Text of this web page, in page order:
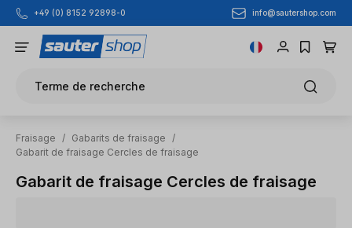
Passer au contenu principal
+49 (0) 8152 92898-0 info@sautershop.com
Terme de recherche
Fraisage / Gabarits de fraisage
/
Gabarit de fraisage Cercles de fraisage
Gabarit de fraisage Cercles de fraisage